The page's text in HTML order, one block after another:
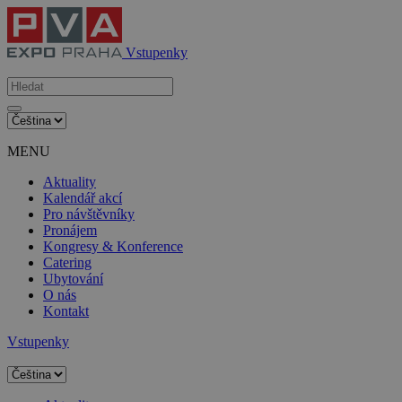
Vstupenky
MENU
Aktuality
Kalendář akcí
Pro návštěvníky
Pronájem
Kongresy & Konference
Catering
Ubytování
O nás
Kontakt
Vstupenky